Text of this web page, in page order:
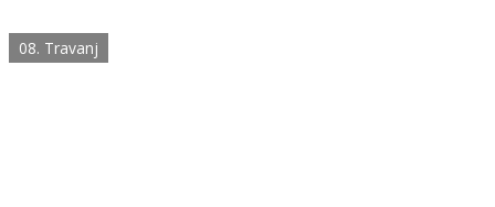
ašikovanje, bekrijanje...
08. Travanj